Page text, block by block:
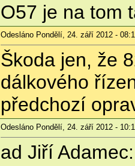
O57 je na tom
Odesláno Pondělí, 24. září 2012 -
Škoda jen, že
dálkového
předchozí
Odesláno Pondělí, 24. září 2012 -
ad Jiří